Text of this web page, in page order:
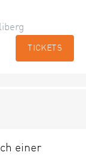
TICKETS
einer